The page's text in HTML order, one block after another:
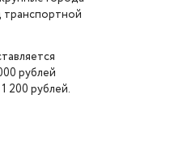
транспортной
рублей
200 рублей.